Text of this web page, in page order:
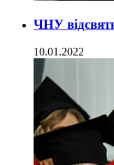
ЧНУ
10.01.2022